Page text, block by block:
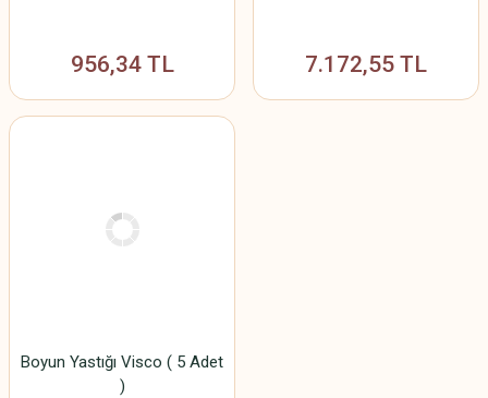
956,34 TL 7.172,55 TL
Boyun Yastığı Visco ( 5 Adet
)